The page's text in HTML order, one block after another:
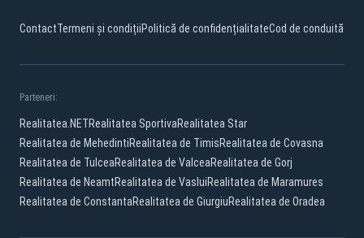
ContactTermeni și condițiiPolitică de confidențialitateCod de conduită
Parteneri:
Realitatea.NETRealitatea SportivaRealitatea Star
Realitatea de MehedintiRealitatea de TimisRealitatea de Covasna
Realitatea de TulceaRealitatea de ValceaRealitatea de Gorj
Realitatea de NeamtRealitatea de VasluiRealitatea de Maramures
Realitatea de ConstantaRealitatea de GiurgiuRealitatea de Oradea